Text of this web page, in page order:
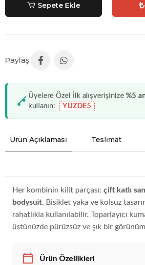
Sepete Ekle
Üyelere Özel İlk alışverişinize %5
kullanın:
YUZDE5
Ürün Açıklaması Teslimat
Her kombinin kilit parçası: çift katlı
bodysuit. Bisiklet yaka ve kolsuz
rahatlıkla kullanılabilir. Toparlayıcı
üstünüzde pürüzsüz ve şık bir
Ürün Özellikleri